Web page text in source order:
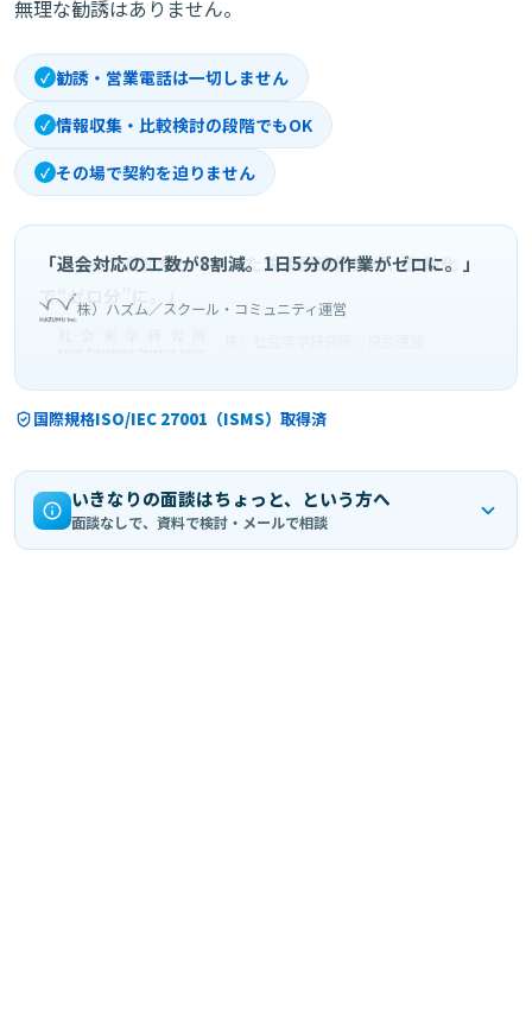
無理な勧誘はありません。
✓ 勧誘・営業電話は一切しません
✓ 情報収集・比較検討の段階でもOK
✓ その場で契約を迫りません
「退会対応の工数が8割減。1日5分の作業がゼロに。」
株）ハズム／スクール・コミュニティ運営
国際規格ISO/IEC 27001（ISMS） 取得済
いきなりの面談はちょっと、という方へ
面談なしで、資料で検討・メールで相談